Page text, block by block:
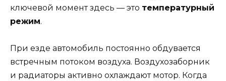
ключевой момент здесь — это температурный
режим.
При езде автомобиль постоянно обдувается
встречным потоком воздуха. Воздухозаборник
и радиаторы активно охлаждают мотор. Когда